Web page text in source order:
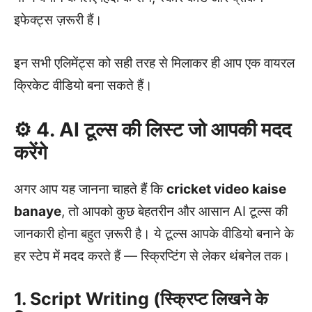
इफेक्ट्स ज़रूरी हैं।
इन सभी एलिमेंट्स को सही तरह से मिलाकर ही आप एक वायरल
क्रिकेट वीडियो बना सकते हैं।
⚙️ 4. AI टूल्स की लिस्ट जो आपकी मदद
करेंगे
अगर आप यह जानना चाहते हैं किcricket video kaise
banaye, तो आपको कुछ बेहतरीन और आसान AI टूल्स की
जानकारी होना बहुत ज़रूरी है। ये टूल्स आपके वीडियो बनाने के
हर स्टेप में मदद करते हैं — स्क्रिप्टिंग से लेकर थंबनेल तक।
1. Script Writing (स्क्रिप्ट लिखने के